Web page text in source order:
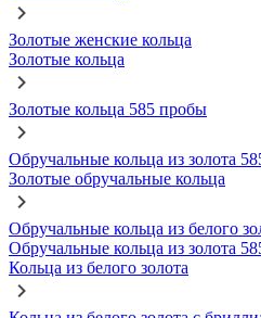
Золотые женские кольца
Золотые кольца
Золотые кольца 585 пробы
Обручальные кольца из золота
Золотые обручальные кольца
Обручальные кольца из белого
Обручальные кольца из золота
Кольца из белого золота